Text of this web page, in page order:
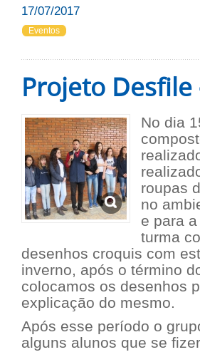
17/07/2017
Eventos
Projeto Desfile
No dia
roupas
no
e para
turma
desenhos croquis com
inverno, após o término
colocamos os desenhos
explicação do mesmo.
Após esse período o
alguns alunos que se